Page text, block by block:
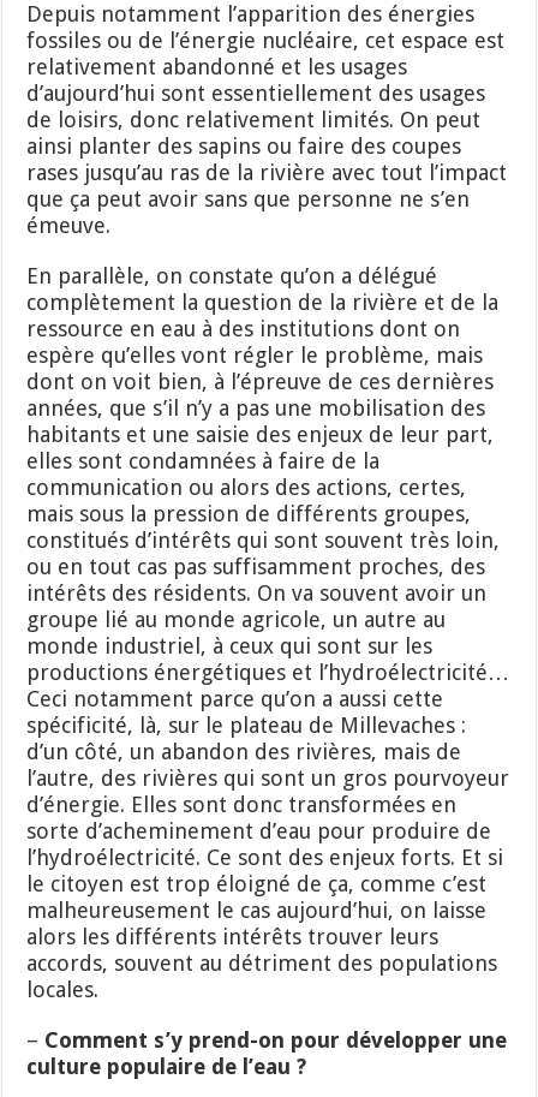
Depuis notamment l’apparition des énergies
fossiles ou de l’énergie nucléaire, cet espace est
relativement abandonné et les usages
d’aujourd’hui sont essentiellement des usages
de loisirs, donc relativement limités. On peut
ainsi planter des sapins ou faire des coupes
rases jusqu’au ras de la rivière avec tout l’impact
que ça peut avoir sans que personne ne s’en
émeuve.
En parallèle, on constate qu’on a délégué
complètement la question de la rivière et de la
ressource en eau à des institutions dont on
espère qu’elles vont régler le problème, mais
dont on voit bien, à l’épreuve de ces dernières
années, que s’il n’y a pas une mobilisation des
habitants et une saisie des enjeux de leur part,
elles sont condamnées à faire de la
communication ou alors des actions, certes,
mais sous la pression de différents groupes,
constitués d’intérêts qui sont souvent très loin,
ou en tout cas pas suffisamment proches, des
intérêts des résidents. On va souvent avoir un
groupe lié au monde agricole, un autre au
monde industriel, à ceux qui sont sur les
productions énergétiques et l’hydroélectricité…
Ceci notamment parce qu’on a aussi cette
spécificité, là, sur le plateau de Millevaches :
d’un côté, un abandon des rivières, mais de
l’autre, des rivières qui sont un gros pourvoyeur
d’énergie. Elles sont donc transformées en
sorte d’acheminement d’eau pour produire de
l’hydroélectricité. Ce sont des enjeux forts. Et si
le citoyen est trop éloigné de ça, comme c’est
malheureusement le cas aujourd’hui, on laisse
alors les différents intérêts trouver leurs
accords, souvent au détriment des populations
locales.
– Comment s’y prend-on pour développer une
culture populaire de l’eau ?